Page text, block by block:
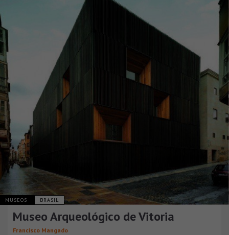
MUSEOS BRASIL
Museo Arqueológico de Vitoria
Francisco Mangado